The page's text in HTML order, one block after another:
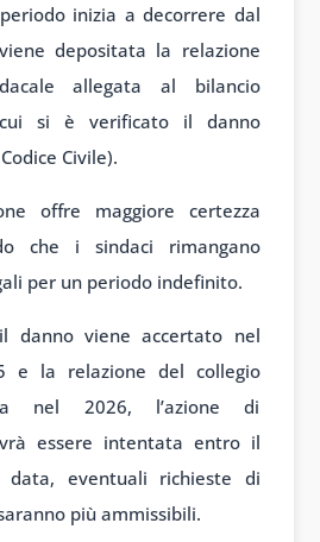
inizia a decorrere dal
depositata la relazione
allegata al bilancio
cui si è verificato il danno
Civile).
offre maggiore certezza
che i sindaci rimangano
per un periodo indefinito.
danno viene accertato nel
e la relazione del collegio
nel 2026, l’azione di
essere intentata entro il
eventuali richieste di
più ammissibili.